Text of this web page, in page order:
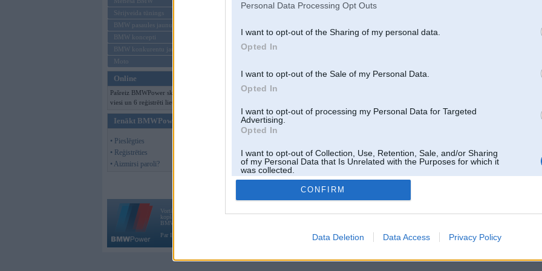
Personal Data Processing Opt Outs
I want to opt-out of the Sharing of my personal data.
Opted In
I want to opt-out of the Sale of my Personal Data.
Opted In
I want to opt-out of processing my Personal Data for Targeted
Advertising.
Opted In
I want to opt-out of Collection, Use, Retention, Sale, and/or Sharing
of my Personal Data that Is Unrelated with the Purposes for which it
was collected.
Opted Out
CONFIRM
Data Deletion Data Access Privacy Policy
Sērijveida tūnings
BMW pasaules jaunumi
BMW koncepti
BMW konkurentu jaunumi
Moto
Online
Pašreiz BMWPower skatās 145
viesi un 6 reģistrēti lietotāji.
Ienākt BMWPower
• Pieslēgties
• Reģistrēties
• Aizmirsi paroli?
Vortāls BMWPower.lv darbojas
kopš 2002. gada 14. maija. Tas nav auto klubs un nav saistīts ar
BMW AG.
Par BMWPower